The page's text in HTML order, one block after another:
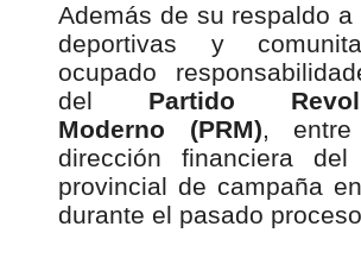
Además de su respaldo a
deportivas y
ocupado
del Partido
Moderno (PRM),
dirección financiera del
provincial de campaña
durante el pasado